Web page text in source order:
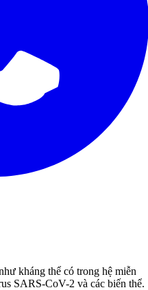
kháng thể có trong hệ miễn
SARS-CoV-2 và các biến thể.